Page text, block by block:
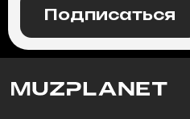
Подписаться